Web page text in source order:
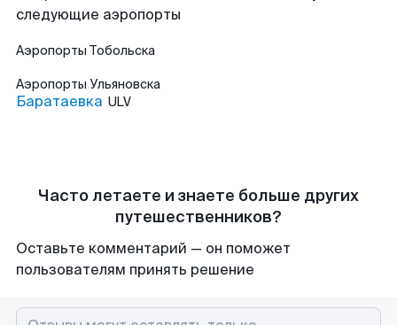
следующие аэропорты
Аэропорты Тобольска
Аэропорты Ульяновска
Баратаевка ULV
Часто летаете и знаете больше других
путешественников?
Оставьте комментарий — он поможет
пользователям принять решение